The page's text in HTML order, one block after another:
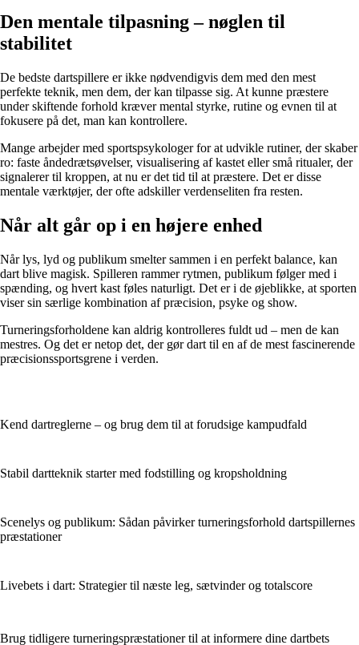
Den mentale tilpasning – nøglen til
stabilitet
De bedste dartspillere er ikke nødvendigvis dem med den mest
perfekte teknik, men dem, der kan tilpasse sig. At kunne præstere
under skiftende forhold kræver mental styrke, rutine og evnen til at
fokusere på det, man kan kontrollere.
Mange arbejder med sportspsykologer for at udvikle rutiner, der skaber
ro: faste åndedrætsøvelser, visualisering af kastet eller små ritualer, der
signalerer til kroppen, at nu er det tid til at præstere. Det er disse
mentale værktøjer, der ofte adskiller verdenseliten fra resten.
Når alt går op i en højere enhed
Når lys, lyd og publikum smelter sammen i en perfekt balance, kan
dart blive magisk. Spilleren rammer rytmen, publikum følger med i
spænding, og hvert kast føles naturligt. Det er i de øjeblikke, at sporten
viser sin særlige kombination af præcision, psyke og show.
Turneringsforholdene kan aldrig kontrolleres fuldt ud – men de kan
mestres. Og det er netop det, der gør dart til en af de mest fascinerende
præcisionssportsgrene i verden.
Kend dartreglerne – og brug dem til at forudsige kampudfald
Stabil dartteknik starter med fodstilling og kropsholdning
Scenelys og publikum: Sådan påvirker turneringsforhold dartspillernes
præstationer
Livebets i dart: Strategier til næste leg, sætvinder og totalscore
Brug tidligere turneringspræstationer til at informere dine dartbets